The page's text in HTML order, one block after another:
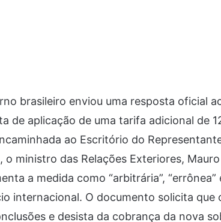
brasileiro enviou uma resposta oficial
de aplicação de uma tarifa adicional de
ao Escritório do
o ministro das Relações Exteriores,
a medida como “arbitrária”,
internacional. O documento solicita
e desista da cobrança da nova